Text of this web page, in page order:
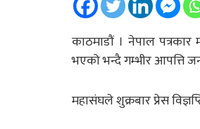
काठमाडौं । नेपाल पत्रकार
भएको भन्दै गम्भीर आपत्ति
महासंघले शुक्रबार प्रेस